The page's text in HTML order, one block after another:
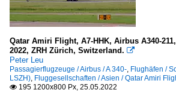
State of Kuwait
Government of Libya
Turkey
Qatar Amiri Flight, A7-HHK, Airbus A340-
2022, ZRH Zürich, Switzerland. 
Peter Leu
Passagierflugzeuge / Airbus / A 340-, Flughäfen /
LSZH), Fluggesellschaften / Asien / Qatar Amiri
 195 1200x800 Px, 25.05.2022